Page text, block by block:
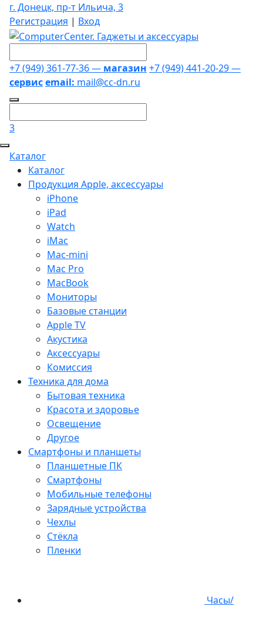
г. Донецк, пр-т Ильича, 3
Регистрация | Вход
+7 (949) 361-77-36 — магазин +7 (949) 441-20-29 —
сервисemail: mail@cc-dn.ru
3
Каталог
Каталог
Продукция Apple, аксессуары
iPhone
iPad
Watch
iMac
Mac-mini
Mac Pro
MacBook
Мониторы
Базовые станции
Apple TV
Акустика
Аксессуары
Комиссия
Техника для дома
Бытовая техника
Красота и здоровье
Освещение
Другое
Смартфоны и планшеты
Планшетные ПК
Смартфоны
Мобильные телефоны
Зарядные устройства
Чехлы
Стёкла
Пленки
Часы/